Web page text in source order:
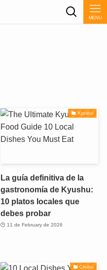
MENU
Kyushu
La guía definitiva de la
gastronomía de Kyushu:
10 platos locales que
debes probar
11 de February de 2026
Chubu